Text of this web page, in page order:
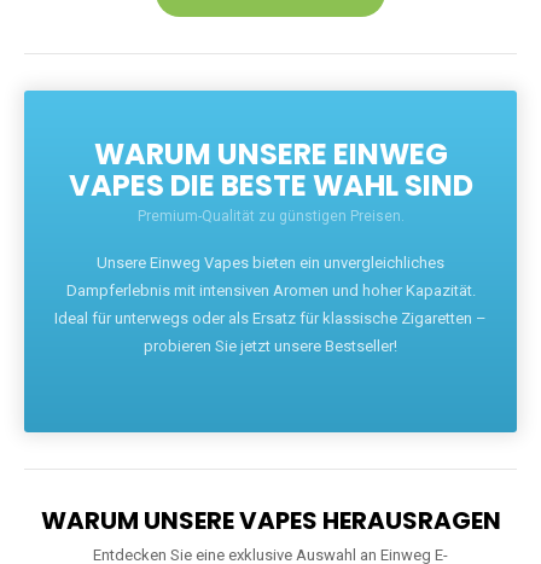
WARUM UNSERE EINWEG
VAPES DIE BESTE WAHL SIND
Premium-Qualität zu günstigen Preisen.
Unsere Einweg Vapes bieten ein unvergleichliches
Dampferlebnis mit intensiven Aromen und hoher Kapazität.
Ideal für unterwegs oder als Ersatz für klassische Zigaretten –
probieren Sie jetzt unsere Bestseller!
WARUM UNSERE VAPES HERAUSRAGEN
Entdecken Sie eine exklusive Auswahl an Einweg E-